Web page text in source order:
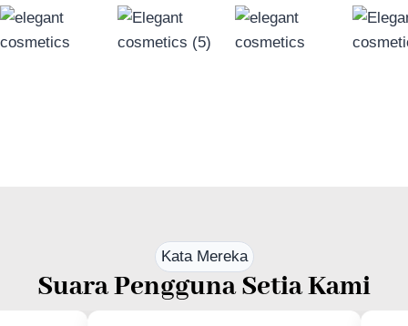
Kata Mereka
Suara Pengguna Setia Kami